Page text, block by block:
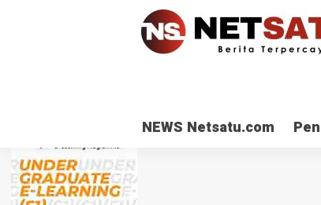
NEWS Netsatu.com